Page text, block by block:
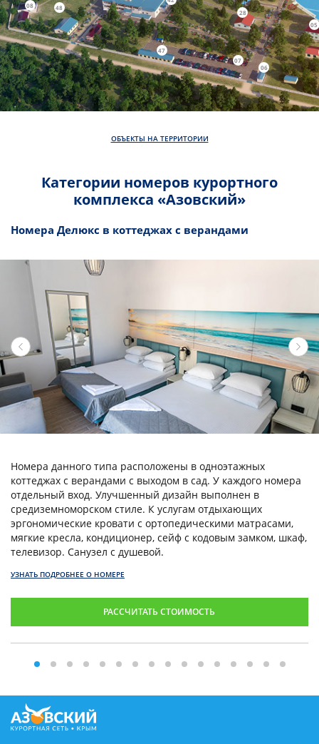
05
06
07
08
28
47
48
ОБЪЕКТЫ НА ТЕРРИТОРИИ
Категории номеров курортного
комплекса «Азовский»
Номера Делюкс в коттеджах с верандами
Номера данного типа расположены в одноэтажных
коттеджах с верандами с выходом в сад. У каждого номера
отдельный вход. Улучшенный дизайн выполнен в
средиземноморском стиле. К услугам отдыхающих
эргономические кровати с ортопедическими матрасами,
мягкие кресла, кондиционер, сейф с кодовым замком, шкаф,
телевизор. Санузел с душевой.
УЗНАТЬ ПОДРОБНЕЕ О НОМЕРЕ
РАССЧИТАТЬ СТОИМОСТЬ